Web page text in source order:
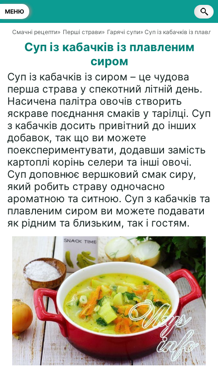
МЕНЮ
Смачні рецепти» Перші страви» Гарячі супи» Суп із кабачків із
Суп із кабачків із плавленим
сиром
Суп із кабачків із сиром – це чудова
перша страва у спекотний літній день.
Насичена палітра овочів створить
яскраве поєднання смаків у тарілці. Суп
з кабачків досить привітний до інших
добавок, так що ви можете
поекспериментувати, додавши замість
картоплі корінь селери та інші овочі.
Суп доповнює вершковий смак сиру,
який робить страву одночасно
ароматною та ситною. Суп з кабачків та
плавленим сиром ви можете подавати
як рідним та близьким, так і гостям.